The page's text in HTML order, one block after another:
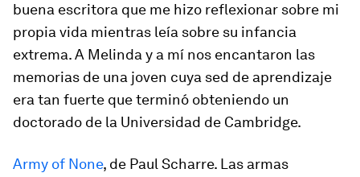
buena escritora que me hizo reflexionar sobre mi
propia vida mientras leía sobre su infancia
extrema. A Melinda y a mí nos encantaron las
memorias de una joven cuya sed de aprendizaje
era tan fuerte que terminó obteniendo un
doctorado de la Universidad de Cambridge.
Army of None, de Paul Scharre. Las armas